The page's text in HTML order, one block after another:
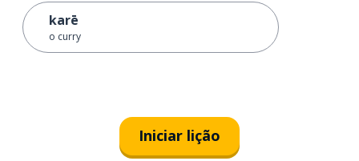
karē
o curry
Iniciar lição